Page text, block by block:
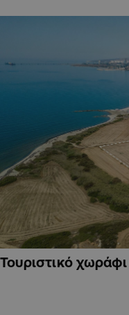
Τουριστικό